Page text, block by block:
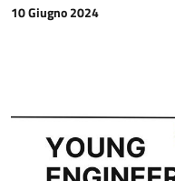
10 Giugno 2024